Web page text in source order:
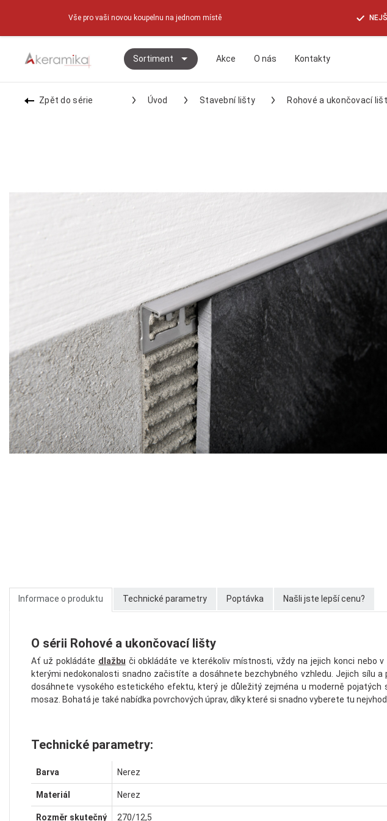
Vše pro vaši novou koupelnu na jednom místě
Sortiment Akce O nás Kontakty
Zpět do série Úvod Stavební lišty Rohové a ukončovací
Informace o produktu Technické parametry Poptávka Našli jste lepší cenu?
O sérii Rohové a ukončovací lišty
Ať už pokládáte dlažbu či obkládáte ve kterékoliv místnosti, vždy na jejich konci nebo
kterými nedokonalosti snadno začistíte a dosáhnete bezchybného vzhledu. Jejich sílu
dosáhnete vysokého estetického efektu, který je důležitý zejména u moderně pojatých
mosaz. Bohatá je také nabídka povrchových úprav, díky které si snadno vyberete tu
Technické parametry:
Barva Nerez
Materiál Nerez
Rozměr skutečný 270/12,5